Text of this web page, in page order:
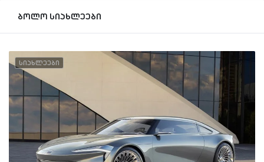
ბოლო სიახლეები
სიახლეები